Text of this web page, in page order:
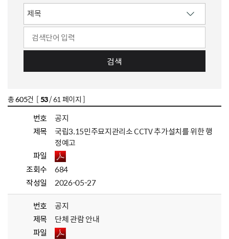
검색
총605건 [53/ 61 페이지 ]
번호
공지
제목
국립3.15민주묘지관리소 CCTV 추가설치를 위한 행
정예고
파일
조회수
684
작성일
2026-05-27
번호
공지
제목
단체 관람 안내
파일